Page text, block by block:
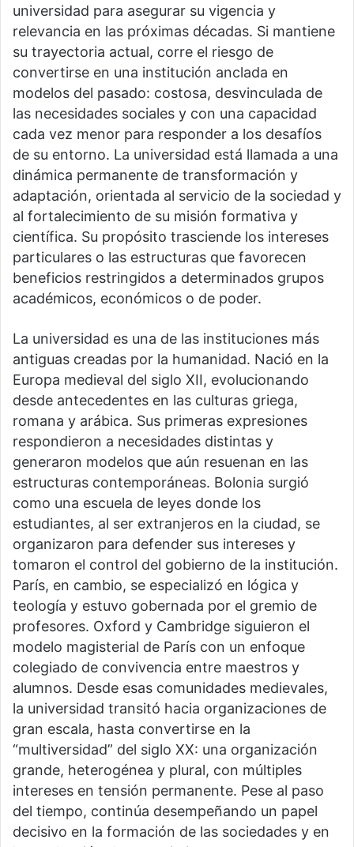
universidad para asegurar su vigencia y
relevancia en las próximas décadas. Si mantiene
su trayectoria actual, corre el riesgo de
convertirse en una institución anclada en
modelos del pasado: costosa, desvinculada de
las necesidades sociales y con una capacidad
cada vez menor para responder a los desafíos
de su entorno. La universidad está llamada a una
dinámica permanente de transformación y
adaptación, orientada al servicio de la sociedad y
al fortalecimiento de su misión formativa y
científica. Su propósito trasciende los intereses
particulares o las estructuras que favorecen
beneficios restringidos a determinados grupos
académicos, económicos o de poder.
La universidad es una de las instituciones más
antiguas creadas por la humanidad. Nació en la
Europa medieval del siglo XII, evolucionando
desde antecedentes en las culturas griega,
romana y arábica. Sus primeras expresiones
respondieron a necesidades distintas y
generaron modelos que aún resuenan en las
estructuras contemporáneas. Bolonia surgió
como una escuela de leyes donde los
estudiantes, al ser extranjeros en la ciudad, se
organizaron para defender sus intereses y
tomaron el control del gobierno de la institución.
París, en cambio, se especializó en lógica y
teología y estuvo gobernada por el gremio de
profesores. Oxford y Cambridge siguieron el
modelo magisterial de París con un enfoque
colegiado de convivencia entre maestros y
alumnos. Desde esas comunidades medievales,
la universidad transitó hacia organizaciones de
gran escala, hasta convertirse en la
“multiversidad” del siglo XX: una organización
grande, heterogénea y plural, con múltiples
intereses en tensión permanente. Pese al paso
del tiempo, continúa desempeñando un papel
decisivo en la formación de las sociedades y en